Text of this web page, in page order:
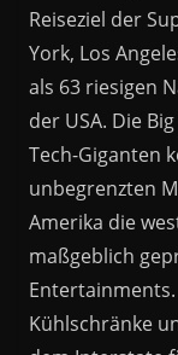
Reiseziel der
York, Los
als 63 riesigen
der USA. Die
Tech-Giganten
unbegrenzten
Amerika die
maßgeblich
Entertainments.
Kühlschränke